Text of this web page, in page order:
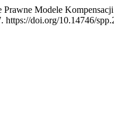
Prawne Modele
https://doi.org/10.14746/